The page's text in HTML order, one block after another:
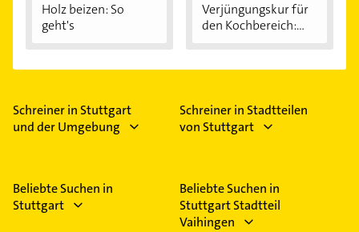
Holz beizen: So
geht's
Verjüngungskur für
den Kochbereich:...
Schreiner in Stuttgart
und der Umgebung
Schreiner in Stadtteilen
von Stuttgart
Beliebte Suchen in
Stuttgart
Beliebte Suchen in
Stuttgart Stadtteil
Vaihingen